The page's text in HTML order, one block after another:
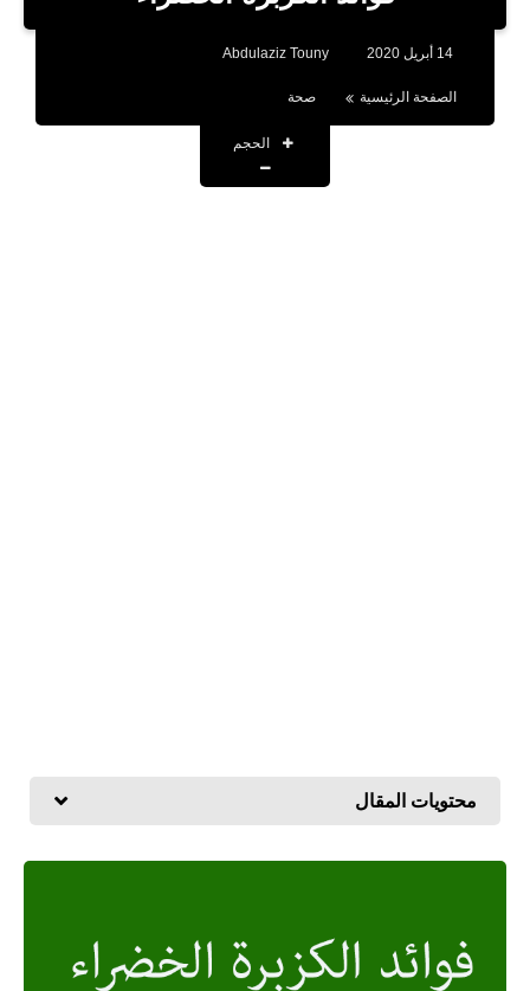
اخبار 14 أبريل 2020 Abdulaziz Touny
الصفحة الرئيسية صحة
الحجم
محتويات المقال